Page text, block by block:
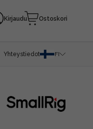
Kirjaudu Ostoskori
Yhteystiedot FI